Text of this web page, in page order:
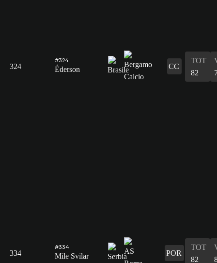
324
#324
Éderson CC
TOT
82
334
#334
Mile Svilar POR
TOT
82